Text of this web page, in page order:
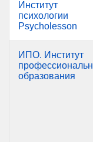
Институт
психологии
Psycholesson
ИПО. Институт
образования